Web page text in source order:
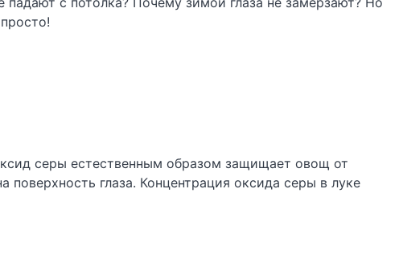
серы естественным образом защищает овощ от
глаза. Концентрация оксида серы в луке